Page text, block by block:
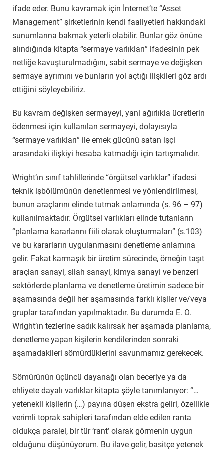
ifade eder. Bunu kavramak için İnternet’te “Asset
Management” şirketlerinin kendi faaliyetleri hakkındaki
sunumlarına bakmak yeterli olabilir. Bunlar göz önüne
alındığında kitapta “sermaye varlıkları” ifadesinin pek
netliğe kavuşturulmadığını, sabit sermaye ve değişken
sermaye ayrımını ve bunların yol açtığı ilişkileri göz ardı
ettiğini söyleyebiliriz.
Bu kavram değişken sermayeyi, yani ağırlıkla ücretlerin
ödenmesi için kullanılan sermayeyi, dolayısıyla
“sermaye varlıkları” ile emek gücünü satan işçi
arasındaki ilişkiyi hesaba katmadığı için tartışmalıdır.
Wright’ın sınıf tahlillerinde “örgütsel varlıklar” ifadesi
teknik işbölümünün denetlenmesi ve yönlendirilmesi,
bunun araçlarını elinde tutmak anlamında (s. 96 – 97)
kullanılmaktadır. Örgütsel varlıkları elinde tutanların
“planlama kararlarını fiili olarak oluşturmaları” (s.103)
ve bu kararların uygulanmasını denetleme anlamına
gelir. Fakat karmaşık bir üretim sürecinde, örneğin taşıt
araçları sanayi, silah sanayi, kimya sanayi ve benzeri
sektörlerde planlama ve denetleme üretimin sadece bir
aşamasında değil her aşamasında farklı kişiler ve/veya
gruplar tarafından yapılmaktadır. Bu durumda E. O.
Wright’ın tezlerine sadık kalırsak her aşamada planlama,
denetleme yapan kişilerin kendilerinden sonraki
aşamadakileri sömürdüklerini savunmamız gerekecek.
Sömürünün üçüncü dayanağı olan beceriye ya da
ehliyete dayalı varlıklar kitapta şöyle tanımlanıyor: “…
yetenekli kişilerin (…) payına düşen ekstra geliri, özellikle
verimli toprak sahipleri tarafından elde edilen ranta
oldukça paralel, bir tür ‘rant’ olarak görmenin uygun
olduğunu düşünüyorum. Bu ilave gelir, basitçe yetenek